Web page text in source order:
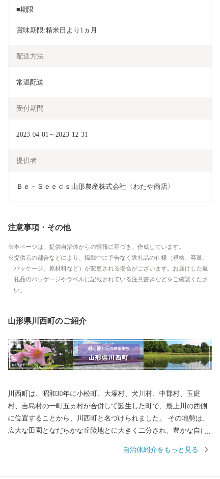
■期限
賞味期限:精米日より1ヵ月
配送方法
常温配送
受付期間
2023-04-01～2023-12-31
提供者
Ｂｅ－Ｓｅｅｄｓ山形農産株式会社〈わたや商店〉
注意事項・その他
本ページは、提供自治体からの情報に基づき、作成しています。
提供元の都合などにより、掲載中に予告なく返礼品の仕様（規格、容量、
パッケージ、原材料など）が変更される場合がございます。お届けした返
礼品のパッケージやラベルに記載されている注意書きなどをご確認くださ
い。
山形県川西町のご紹介
川西町は、昭和30年に小松町、大塚村、犬川村、中郡村、玉庭
村、吉島村の一町五ヵ村が合併して誕生した町で、最上川の西側
に位置することから、川西町と名づけられました。 その地勢は、
広大な田園となだらかな丘陵地とに大きく二分され、豊かな自然
盛んで、県内では庄内平野に次ぐ「米どころ」として知られてい
自治体紹介をもっと見る